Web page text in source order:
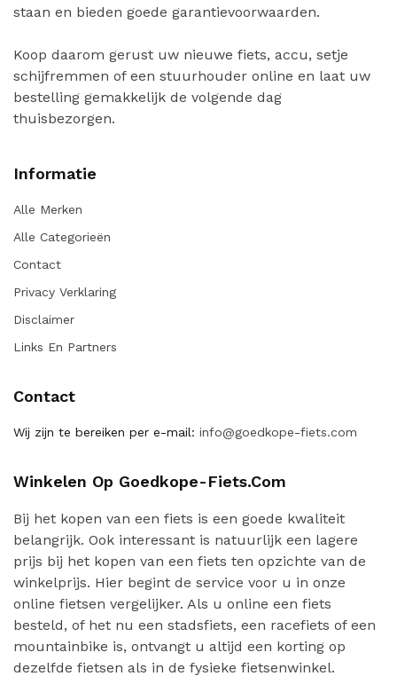
staan en bieden goede garantievoorwaarden.
Koop daarom gerust uw nieuwe fiets, accu, setje
schijfremmen of een stuurhouder online en laat uw
bestelling gemakkelijk de volgende dag
thuisbezorgen.
Informatie
Alle Merken
Alle Categorieën
Contact
Privacy Verklaring
Disclaimer
Links En Partners
Contact
Wij zijn te bereiken per e-mail: info@goedkope-fiets.com
Winkelen Op Goedkope-Fiets.com
Bij het kopen van een fiets is een goede kwaliteit
belangrijk. Ook interessant is natuurlijk een lagere
prijs bij het kopen van een fiets ten opzichte van de
winkelprijs. Hier begint de service voor u in onze
online fietsen vergelijker. Als u online een fiets
besteld, of het nu een stadsfiets, een racefiets of een
mountainbike is, ontvangt u altijd een korting op
dezelfde fietsen als in de fysieke fietsenwinkel.